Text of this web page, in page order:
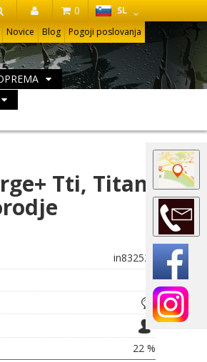
IŠČI
SL
0
Novice Blog Pogoji poslovanja
Tti, Titan
in832528
22 %